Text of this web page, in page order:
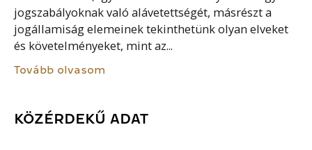
jogszabályoknak való alávetettségét, másrészt a
jogállamiság elemeinek tekinthetünk olyan elveket
és követelményeket, mint az...
Tovább olvasom
KÖZÉRDEKŰ ADAT